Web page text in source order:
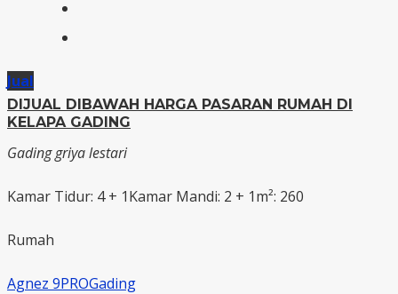
Jual
DIJUAL DIBAWAH HARGA PASARAN RUMAH DI
KELAPA GADING
Gading griya lestari
Kamar Tidur: 4 + 1Kamar Mandi: 2 + 1m²: 260
Rumah
Agnez 9PROGading